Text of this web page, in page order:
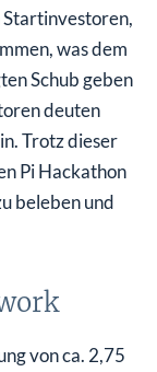
Startinvestoren,
was dem
Schub geben
deuten
Trotz dieser
Pi Hackathon
beleben und
von ca. 2,75